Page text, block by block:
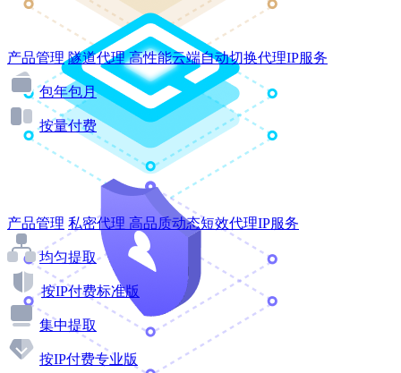
产品管理 隧道代理 高性能云端自动切换代理IP服务
包年包月
按量付费
产品管理 私密代理 高品质动态短效代理IP服务
均匀提取
按IP付费标准版
集中提取
按IP付费专业版